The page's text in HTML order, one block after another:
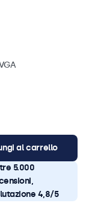
al carrello
5.000
4,8/5